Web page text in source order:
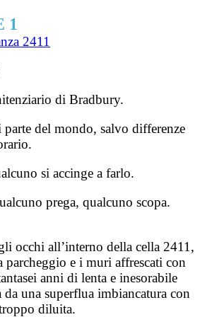
1
2411
di Bradbury.
del mondo, salvo differenze
si accinge a farlo.
prega, qualcuno scopa.
occhi all’interno della cella 2411,
parcheggio e i muri affrescati con
anni di lenta e inesorabile
una superflua imbiancatura con
diluita.